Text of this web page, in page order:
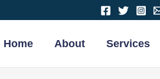
Home About Services